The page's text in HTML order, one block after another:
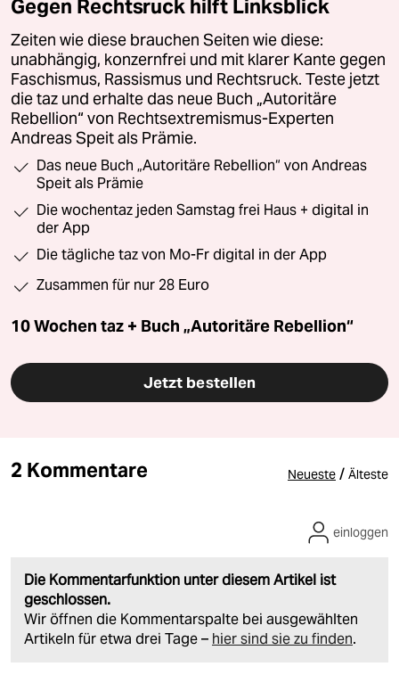
Gegen Rechtsruck hilft Linksblick
Zeiten wie diese brauchen Seiten wie diese:
unabhängig, konzernfrei und mit klarer Kante gegen
Faschismus, Rassismus und Rechtsruck. Teste jetzt
die taz und erhalte das neue Buch „Autoritäre
Rebellion“ von Rechtsextremismus-Experten
Andreas Speit als Prämie.
Das neue Buch „Autoritäre Rebellion“ von Andreas
Speit als Prämie
Die wochentaz jeden Samstag frei Haus + digital in
der App
Die tägliche taz von Mo-Fr digital in der App
Zusammen für nur 28 Euro
10 Wochen taz + Buch „Autoritäre Rebellion“
Jetzt bestellen
2 Kommentare Neueste / Älteste
Die Kommentarfunktion unter diesem Artikel ist
geschlossen.
Wir öffnen die Kommentarspalte bei ausgewählten
Artikeln für etwa drei Tage – hier sind sie zu finden.
einloggen